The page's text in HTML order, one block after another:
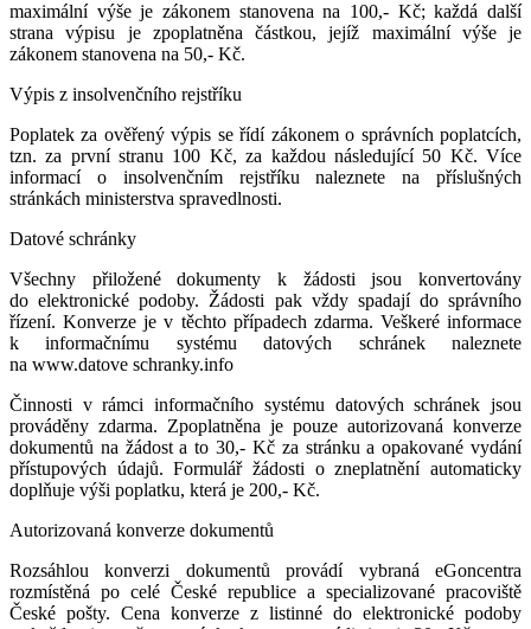
maximální výše je zákonem stanovena na 100,- Kč; každá další
strana výpisu je zpoplatněna částkou, jejíž maximální výše je
zákonem stanovena na 50,- Kč.
Výpis z insolvenčního rejstříku
Poplatek za ověřený výpis se řídí zákonem o správních poplatcích,
tzn. za první stranu 100 Kč, za každou následující 50 Kč. Více
informací o insolvenčním rejstříku naleznete na příslušných
stránkách ministerstva spravedlnosti.
Datové schránky
Všechny přiložené dokumenty k žádosti jsou konvertovány
do elektronické podoby. Žádosti pak vždy spadají do správního
řízení. Konverze je v těchto případech zdarma. Veškeré informace
k informačnímu systému datových schránek naleznete
na www.datove schranky.info
Činnosti v rámci informačního systému datových schránek jsou
prováděny zdarma. Zpoplatněna je pouze autorizovaná konverze
dokumentů na žádost a to 30,- Kč za stránku a opakované vydání
přístupových údajů. Formulář žádosti o zneplatnění automaticky
doplňuje výši poplatku, která je 200,- Kč.
Autorizovaná konverze dokumentů
Rozsáhlou konverzi dokumentů provádí vybraná eGoncentra
rozmístěná po celé České republice a specializované pracoviště
České pošty. Cena konverze z listinné do elektronické podoby